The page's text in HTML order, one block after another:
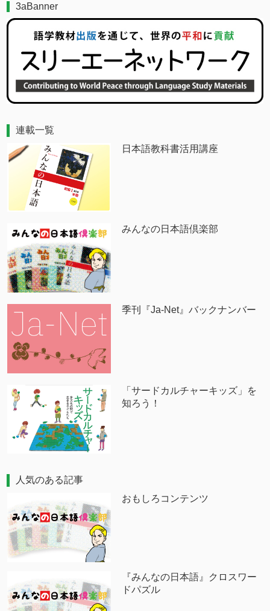
3aBanner
連載一覧
日本語教科書活用講座
みんなの日本語倶楽部
季刊『Ja-Net』バックナンバー
「サードカルチャーキッズ」を
知ろう！
人気のある記事
おもしろコンテンツ
『みんなの日本語』クロスワー
ドパズル